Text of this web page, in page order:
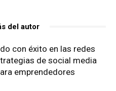
del autor
con éxito en las redes
de social media
emprendedores